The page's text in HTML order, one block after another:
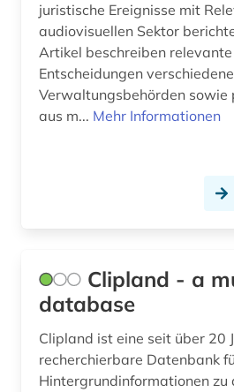
juristische Ereignisse mit
audiovisuellen Sektor
Artikel beschreiben relevante
Entscheidungen
Verwaltungsbehörden sowie
aus m... Mehr Informationen
Clipland - a
database
Clipland ist eine seit über 20
recherchierbare Datenbank
Hintergrundinformationen zu